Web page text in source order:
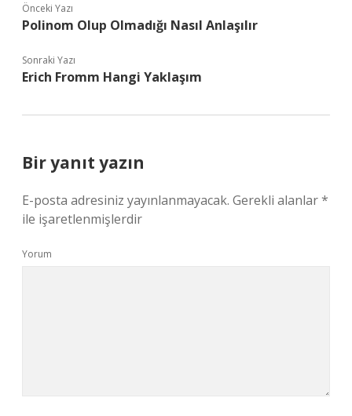
Önceki Yazı
Polinom Olup Olmadığı Nasıl Anlaşılır
Sonraki Yazı
Erich Fromm Hangi Yaklaşım
Bir yanıt yazın
E-posta adresiniz yayınlanmayacak. Gerekli alanlar*
ile işaretlenmişlerdir
Yorum